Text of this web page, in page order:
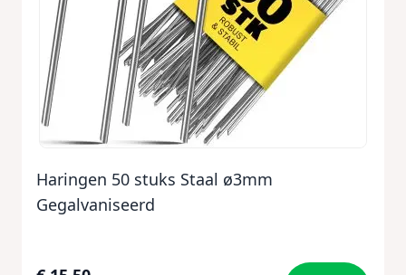
Haringen 50 stuks Staal ø3mm
Gegalvaniseerd